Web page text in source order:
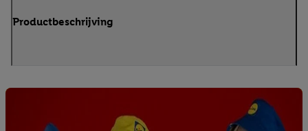
Productbeschrijving